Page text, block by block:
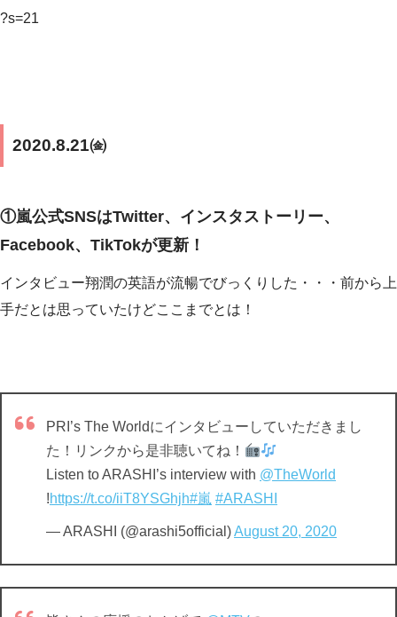
?s=21
2020.8.21㈮
①嵐公式SNSはTwitter、インスタストーリー、
Facebook、TikTokが更新！
インタビュー翔潤の英語が流暢でびっくりした・・・前から上
手だとは思っていたけどここまでとは！
PRI’s The Worldにインタビューしていただきまし
た！リンクから是非聴いてね！
Listen to ARASHI’s interview with @TheWorld
!https://t.co/iiT8YSGhjh#嵐 #ARASHI
— ARASHI (@arashi5official)August 20, 2020